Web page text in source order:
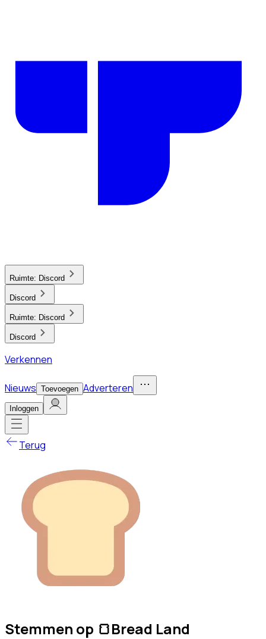
Ruimte: Discord
Discord
Ruimte: Discord
Discord
Verkennen
Nieuws Toevoegen Adverteren
Inloggen
Terug
Stemmen op 🍞Bread Land